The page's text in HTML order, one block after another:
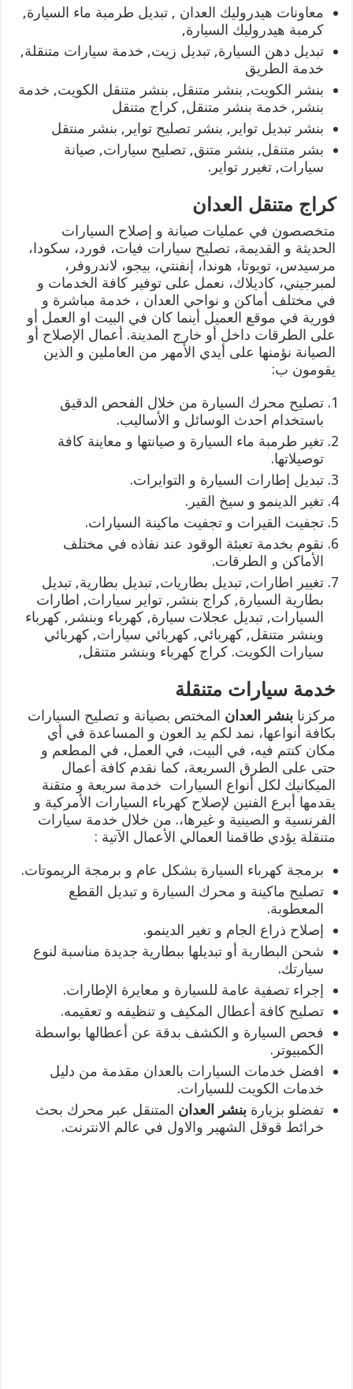
معاونات هيدروليك العدان , تبديل طرمبة ماء السيارة,
كرمبة هيدروليك السيارة,
تبديل دهن السيارة, تبديل زيت, خدمة سيارات متنقلة,
خدمة الطريق
بنشر الكويت, بنشر متنقل, بنشر متنقل الكويت, خدمة
بنشر, خدمة بنشر متنقل, كراج متنقل
بنشر تبديل تواير, بنشر تصليح تواير, بنشر منتقل
بشر متنقل, بنشر متنق, تصليح سيارات, صيانة
سيارات, تغيرر تواير.
كراج متنقل العدان
متخصصون في عمليات صيانة و إصلاح السيارات
الحديثة و القديمة، تصليح سيارات فيات، فورد، سكودا،
مرسيدس، تويوتا، هوندا، إنفنتي، بيجو، لاندروفر،
لمبرجيني، كاديلاك، نعمل على توفير كافة الخدمات و
في مختلف أماكن و نواحي العدان ، خدمة مباشرة و
فورية في موقع العميل أينما كان في البيت او العمل أو
على الطرقات داخل أو خارج المدينة. أعمال الإصلاح أو
الصيانة نؤمنها على أيدي الأمهر من العاملين و الذين
يقومون ب:
تصليح محرك السيارة من خلال الفحص الدقيق
باستخدام احدث الوسائل و الأساليب.
تغير طرمبة ماء السيارة و صيانتها و معاينة كافة
توصيلاتها.
تبديل إطارات السيارة و التوايرات.
تغير الدينمو و سيخ القير.
تجفيت القيرات و تجفيت ماكينة السيارات.
نقوم بخدمة تعبئة الوقود عند نفاذه في مختلف
الأماكن و الطرقات.
تغيير اطارات, تبديل بطاريات, تبديل بطارية, تبديل
بطارية السيارة, كراج بنشر, تواير سيارات, اطارات
السيارات, تبديل عجلات سيارة, كهرباء وبنشر, كهرباء
وبنشر متنقل, كهربائي, كهربائي سيارات, كهربائي
سيارات الكويت. كراج كهرباء وبنشر متنقل,
خدمة سيارات متنقلة
مركزنابنشر العدان المختص بصيانة و تصليح السيارات
بكافة أنواعها، نمد لكم يد العون و المساعدة في أي
مكان كنتم فيه، في البيت، في العمل، في المطعم و
حتى على الطرق السريعة، كما نقدم كافة أعمال
الميكانيك لكل أنواع السيارات خدمة سريعة و متقنة
يقدمها أبرع الفنين لإصلاح كهرباء السيارات الأمركية و
الفرنسية و الصينية و غيرها،. من خلال خدمة سيارات
متنقلة يؤدي طاقمنا العمالي الأعمال الآتية :
برمجة كهرباء السيارة بشكل عام و برمجة الريموتات.
تصليح ماكينة و محرك السيارة و تبديل القطع
المعطوبة.
إصلاح ذراع الجام و تغير الدينمو.
شحن البطارية أو تبديلها ببطارية جديدة مناسبة لنوع
سيارتك.
إجراء تصفية عامة للسيارة و معايرة الإطارات.
تصليح كافة أعطال المكيف و تنظيفه و تعقيمه.
فحص السيارة و الكشف بدقة عن أعطالها بواسطة
الكمبيوتر.
افضل خدمات السيارات بالعدان مقدمة من دليل
خدمات الكويت للسيارات.
تفضلو بزيارةبنشر العدان المتنقل عبر محرك بحث
خرائط قوقل الشهير والاول في عالم الانترنت.